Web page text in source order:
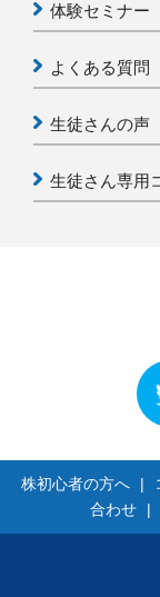
体験セミナー
よくある質問
生徒さんの声
生徒さん専用
株初心者の方へ |
合わせ
|